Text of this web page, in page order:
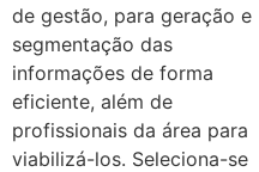
de gestão, para geração e
segmentação das
informações de forma
eficiente, além de
profissionais da área para
viabilizá-los. Seleciona-se